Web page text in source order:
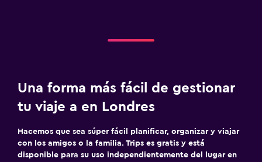
Una forma más fácil de gestionar
tu viaje a en Londres
Hacemos que sea súper fácil planificar, organizar y viajar
con los amigos o la familia. Trips es gratis y está
disponible para su uso independientemente del lugar en